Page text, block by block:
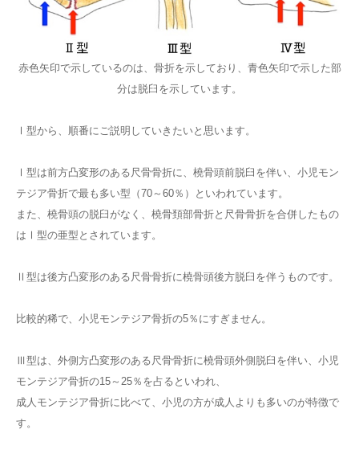
赤色矢印で示しているのは、骨折を示しており、青色矢印で示した部
分は脱臼を示しています。
Ⅰ型から、順番にご説明していきたいと思います。
Ⅰ型は前方凸変形のある尺骨骨折に、橈骨頭前脱臼を伴い、小児モン
テジア骨折で最も多い型（70～60％）といわれています。
また、橈骨頭の脱臼がなく、橈骨頚部骨折と尺骨骨折を合併したもの
はⅠ型の亜型とされています。
Ⅱ型は後方凸変形のある尺骨骨折に橈骨頭後方脱臼を伴うものです。
比較的稀で、小児モンテジア骨折の5％にすぎません。
Ⅲ型は、外側方凸変形のある尺骨骨折に橈骨頭外側脱臼を伴い、小児
モンテジア骨折の15～25％を占るといわれ、
成人モンテジア骨折に比べて、小児の方が成人よりも多いのが特徴で
す。